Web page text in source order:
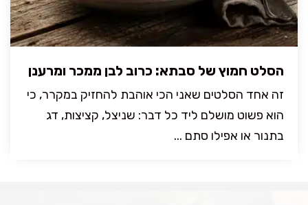
הסלט חמוץ של סבתא: כרוב לבן ממכר ומרענן
זה אחד הסלטים שאני הכי אוהבת להחזיק במקרר, כי
הוא פשוט מושלם ליד כל דבר: שניצל, קציצות, דג
בתנור או אפילו סתם ...